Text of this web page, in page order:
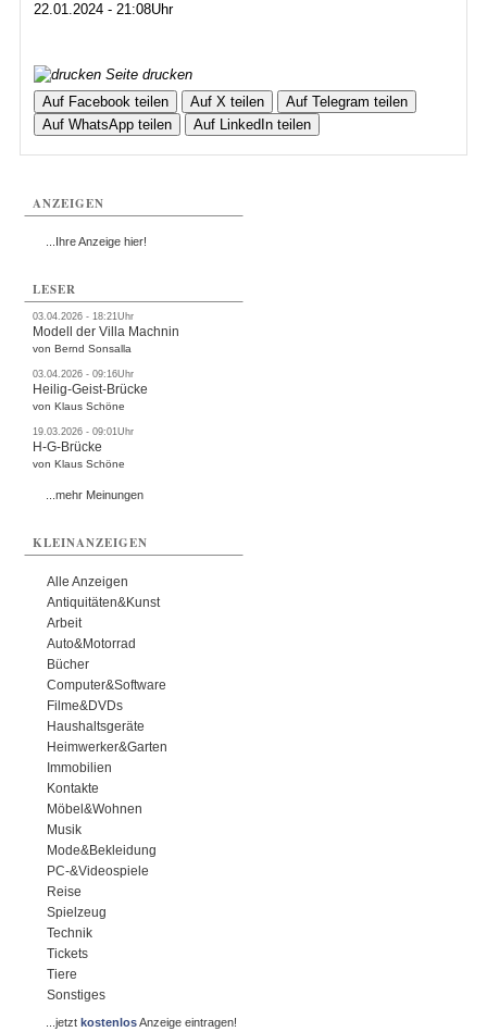
22.01.2024 - 21:08Uhr
Seite drucken
Auf Facebook teilen
Auf X teilen
Auf Telegram teilen
Auf WhatsApp teilen
Auf LinkedIn teilen
ANZEIGEN
...Ihre Anzeige hier!
LESER
03.04.2026 - 18:21Uhr
Modell der Villa Machnin
von Bernd Sonsalla
03.04.2026 - 09:16Uhr
Heilig-Geist-Brücke
von Klaus Schöne
19.03.2026 - 09:01Uhr
H-G-Brücke
von Klaus Schöne
...mehr Meinungen
KLEINANZEIGEN
Alle Anzeigen
Antiquitäten&Kunst
Arbeit
Auto&Motorrad
Bücher
Computer&Software
Filme&DVDs
Haushaltsgeräte
Heimwerker&Garten
Immobilien
Kontakte
Möbel&Wohnen
Musik
Mode&Bekleidung
PC-&Videospiele
Reise
Spielzeug
Technik
Tickets
Tiere
Sonstiges
...jetztkostenlosAnzeige eintragen!